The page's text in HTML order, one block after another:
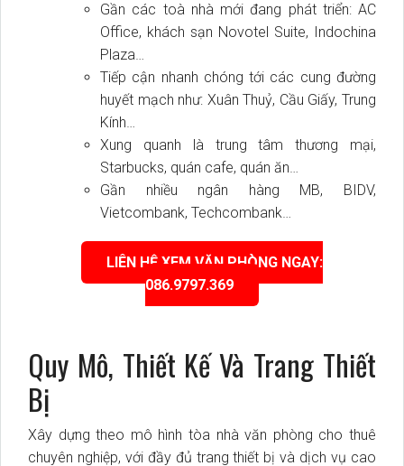
Gần các toà nhà mới đang phát triển: AC
Office, khách sạn Novotel Suite, Indochina
Plaza…
Tiếp cận nhanh chóng tới các cung đường
huyết mạch như: Xuân Thuỷ, Cầu Giấy, Trung
Kính…
Xung quanh là trung tâm thương mại,
Starbucks, quán cafe, quán ăn…
Gần nhiều ngân hàng MB, BIDV,
Vietcombank, Techcombank…
LIÊN HỆ XEM VĂN PHÒNG NGAY:
086.9797.369
Quy Mô, Thiết Kế Và Trang Thiết
Bị
Xây dựng theo mô hình tòa nhà văn phòng cho thuê
chuyên nghiệp, với đầy đủ trang thiết bị và dịch vụ cao